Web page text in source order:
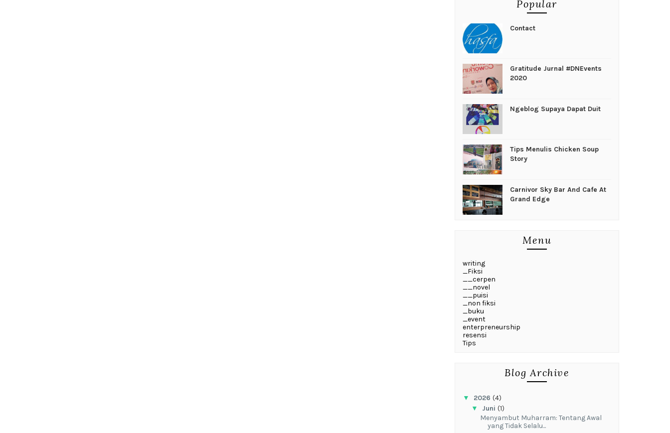
Popular
Contact
Gratitude Jurnal #DNEvents
2020
Ngeblog Supaya Dapat Duit
Tips Menulis Chicken Soup
Story
Carnivor Sky Bar And Cafe At
Grand Edge
Menu
writing
_Fiksi
__cerpen
__novel
__puisi
_non fiksi
_buku
_event
enterpreneurship
resensi
Tips
Blog Archive
▼ 2026 (4)
▼ Juni (1)
Menyambut Muharram: Tentang Awal
yang Tidak Selalu...